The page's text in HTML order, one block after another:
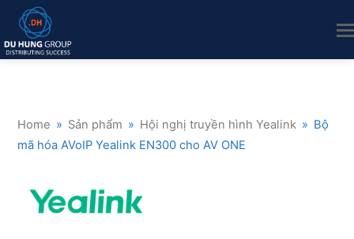
Home » Sản phẩm » Hội nghị truyền hình Yealink » Bộ
mã hóa AVoIP Yealink EN300 cho AV ONE